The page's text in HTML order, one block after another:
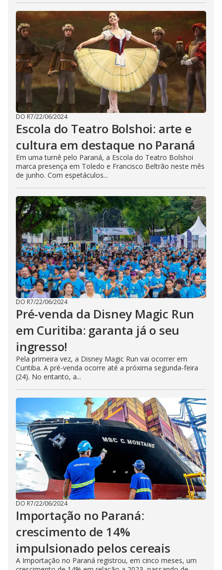
DO R7/22/06/2024
Escola do Teatro Bolshoi: arte e
cultura em destaque no Paraná
Em uma turnê pelo Paraná, a Escola do Teatro Bolshoi
marca presença em Toledo e Francisco Beltrão neste mês
de junho. Com espetáculos...
DO R7/22/06/2024
Pré-venda da Disney Magic Run
em Curitiba: garanta já o seu
ingresso!
Pela primeira vez, a Disney Magic Run vai ocorrer em
Curitiba. A pré-venda ocorre até a próxima segunda-feira
(24). No entanto, a...
DO R7/22/06/2024
Importação no Paraná:
crescimento de 14%
impulsionado pelos cereais
A Importação no Paraná registrou, em cinco meses, um